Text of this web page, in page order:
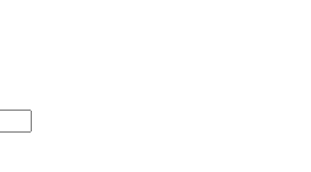
global. regional. informativ. interaktiv